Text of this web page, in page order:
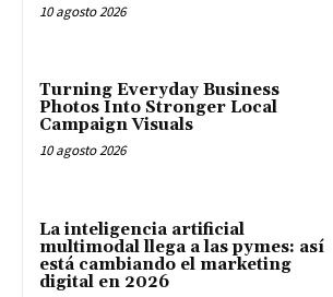
10 agosto 2026
Turning Everyday Business
Photos Into Stronger Local
Campaign Visuals
10 agosto 2026
La inteligencia artificial
multimodal llega a las pymes: así
está cambiando el marketing
digital en 2026